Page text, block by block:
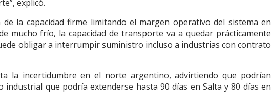
explicó.
la capacidad firme limitando el margen operativo del sistema en
mucho frío, la capacidad de transporte va a quedar prácticamente
obligar a interrumpir suministro incluso a industrias con contrato
la incertidumbre en el norte argentino, advirtiendo que podrían
que podría extenderse hasta 90 días en Salta y 80 días en